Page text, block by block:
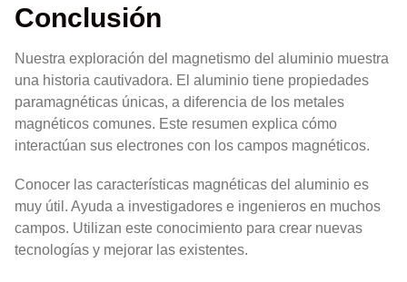
Conclusión
Nuestra exploración del magnetismo del aluminio muestra
una historia cautivadora. El aluminio tiene propiedades
paramagnéticas únicas, a diferencia de los metales
magnéticos comunes. Este resumen explica cómo
interactúan sus electrones con los campos magnéticos.
Conocer las características magnéticas del aluminio es
muy útil. Ayuda a investigadores e ingenieros en muchos
campos. Utilizan este conocimiento para crear nuevas
tecnologías y mejorar las existentes.